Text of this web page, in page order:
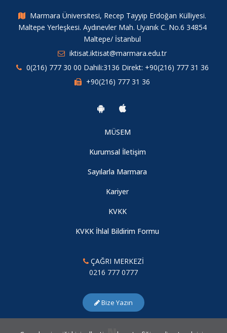
Marmara Üniversitesi, Recep Tayyip Erdoğan Külliyesi.
Maltepe Yerleşkesi. Aydınevler Mah. Uyanık C. No.6 34854
Maltepe/ İstanbul
iktisat.iktisat@marmara.edu.tr
0(216) 777 30 00 Dahili:3136 Direkt: +90(216) 777 31 36
+90(216) 777 31 36
MÜSEM
Kurumsal İletişim
Sayılarla Marmara
Kariyer
KVKK
KVKK İhlal Bildirim Formu
ÇAĞRI MERKEZİ
0216 777 0777
Bize Yazın